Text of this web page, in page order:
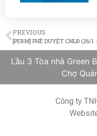
PREVIOUS
Lầu 3 Tòa nhà Green
Chợ
Công ty